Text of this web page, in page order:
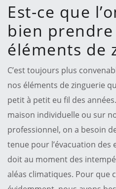
Est-ce que
bien
éléments de
C’est toujours plus
nos éléments de zinguerie
petit à petit eu fil des
maison individuelle ou sur
professionnel, on a besoin
tenue pour l’évacuation des
doit au moment des
aléas climatiques. Pour que